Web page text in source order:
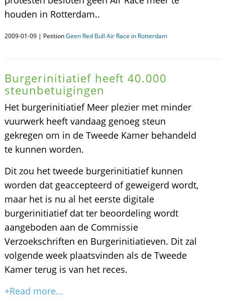
houden in Rotterdam..
2009-01-09 | PetitionGeen Red Bull Air Race in Rotterdam
Burgerinitiatief heeft 40.000
steunbetuigingen
Het burgerinitiatief Meer plezier met minder
vuurwerk heeft vandaag genoeg steun
gekregen om in de Tweede Kamer behandeld
te kunnen worden.
Dit zou het tweede burgerinitiatief kunnen
worden dat geaccepteerd of geweigerd wordt,
maar het is nu al het eerste digitale
burgerinitiatief dat ter beoordeling wordt
aangeboden aan de Commissie
Verzoekschriften en Burgerinitiatieven. Dit zal
volgende week plaatsvinden als de Tweede
Kamer terug is van het reces.
+Read more...